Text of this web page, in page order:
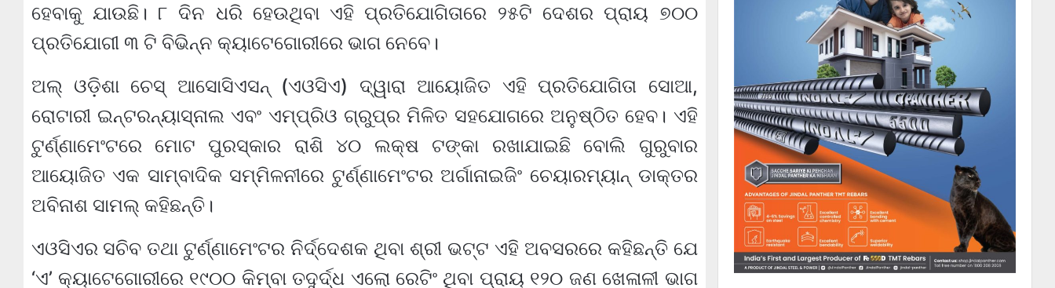
ହେବାକୁ ଯାଉଛି। ୮ ଦିନ ଧରି ହେଉଥିବା ଏହି ପ୍ରତିଯୋଗିତାରେ ୨୫ଟି ଦେଶର ପ୍ରାୟ ୭୦୦
ପ୍ରତିଯୋଗୀ ୩ ଟି ବିଭିନ୍ନ କ୍ୟାଟେଗୋରୀରେ ଭାଗ ନେବେ।
ଅଲ୍ ଓଡ଼ିଶା ଚେସ୍ ଆସୋସିଏସନ୍ (ଏଓସିଏ) ଦ୍ୱାରା ଆୟୋଜିତ ଏହି ପ୍ରତିଯୋଗିତା ସୋଆ,
ରୋଟାରୀ ଇନ୍‌ଟରନ୍ୟାସ୍‌ନାଲ ଏବଂ ଏମ୍‌ପ୍ରିଓ ଗ୍ରୁପ୍‌ର ମିଳିତ ସହଯୋଗରେ ଅନୁଷ୍ଠିତ ହେବ। ଏହି
ଟୁର୍ଣ୍ଣାମେଂଟରେ ମୋଟ ପୁରସ୍କାର ରାଶି ୪୦ ଲକ୍ଷ ଟଙ୍କା ରଖାଯାଇଛି ବୋଲି ଗୁରୁବାର
ଆୟୋଜିତ ଏକ ସାମ୍ବାଦିକ ସମ୍ମିଳନୀରେ ଟୁର୍ଣ୍ଣାମେଂଟର ଅର୍ଗାନାଇଜିଂ ଚେୟାରମ୍ୟାନ୍ ଡାକ୍ତର
ଅବିନାଶ ସାମଲ୍ କହିଛନ୍ତି।
ଏଓସିଏର ସଚିବ ତଥା ଟୁର୍ଣ୍ଣାମେଂଟର ନିର୍ଦ୍ଦେଶକ ଥିବା ଶ୍ରୀ ଭଟ୍ଟ ଏହି ଅବସରରେ କହିଛନ୍ତି ଯେ
‘ଏ’ କ୍ୟାଟେଗୋରୀରେ ୧୯୦୦ କିମ୍ବା ତଦୁର୍ଦ୍ଧ ଏଲୋ ରେଟିଂ ଥିବା ପ୍ରାୟ ୧୨୦ ଜଣ ଖେଳାଳୀ ଭାଗ